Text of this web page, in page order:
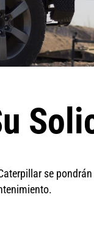
se